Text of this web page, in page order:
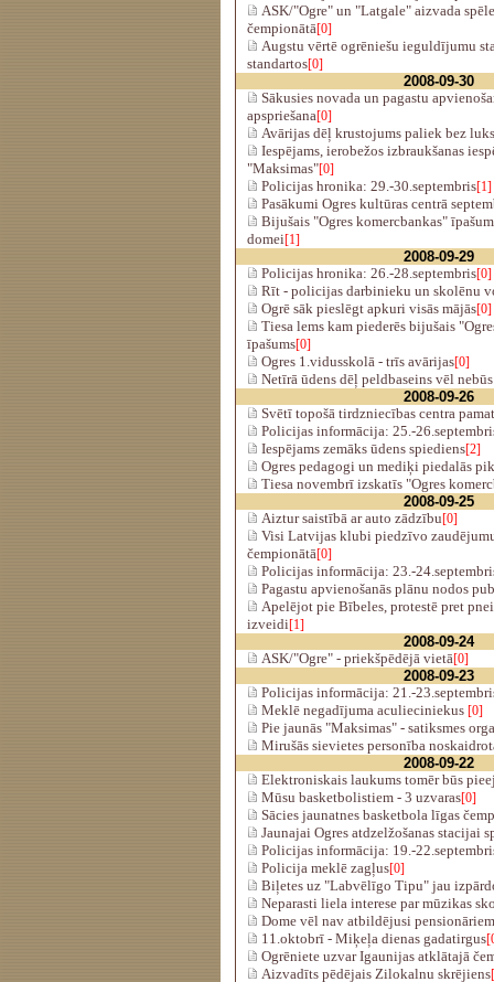
ASK/"Ogre" un "Latgale" aizvada
čempionātā[0]
Augstu vērtē ogrēniešu ieguldījumu
standartos[0]
2008-09-30
Sākusies novada un pagastu
apspriešana[0]
Avārijas dēļ krustojums paliek bez
Iespējams, ierobežos izbraukšanas
"Maksimas"[0]
Policijas hronika: 29.-30.septembris[1]
Pasākumi Ogres kultūras centrā
Bijušais "Ogres komercbankas"
domei[1]
2008-09-29
Policijas hronika: 26.-28.septembris[0]
Rīt - policijas darbinieku un skolēnu
Ogrē sāk pieslēgt apkuri visās mājās[0]
Tiesa lems kam piederēs bijušais
īpašums[0]
Ogres 1.vidusskolā - trīs avārijas[0]
Netīrā ūdens dēļ peldbaseins vēl
2008-09-26
Svētī topošā tirdzniecības centra
Policijas informācija: 25.-
Iespējams zemāks ūdens spiediens[2]
Ogres pedagogi un mediķi piedalās
Tiesa novembrī izskatīs "Ogres
2008-09-25
Aiztur saistībā ar auto zādzību[0]
Visi Latvijas klubi piedzīvo
čempionātā[0]
Policijas informācija: 23.-
Pagastu apvienošanās plānu nodos
Apelējot pie Bībeles, protestē pret
izveidi[1]
2008-09-24
ASK/"Ogre" - priekšpēdējā vietā[0]
2008-09-23
Policijas informācija: 21.-
Meklē negadījuma aculieciniekus [0]
Pie jaunās "Maksimas" - satiksmes
Mirušās sievietes personība
2008-09-22
Elektroniskais laukums tomēr būs
Mūsu basketbolistiem - 3 uzvaras[0]
Sācies jaunatnes basketbola līgas
Jaunajai Ogres atdzelžošanas stacijai
Policijas informācija: 19.-
Policija meklē zagļus[0]
Biļetes uz "Labvēlīgo Tipu" jau
Neparasti liela interese par mūzikas
Dome vēl nav atbildējusi pensionāriem
11.oktobrī - Miķeļa dienas gadatirgus
Ogrēniete uzvar Igaunijas atklātajā
Aizvadīts pēdējais Zilokalnu skrējiens